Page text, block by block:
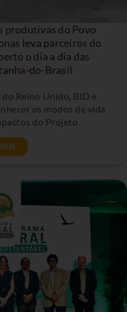
produtivas do Povo
leva parceiros do
o dia a dia das
do-Brasil
Reino Unido, BID e
os modos de vida
do Projeto